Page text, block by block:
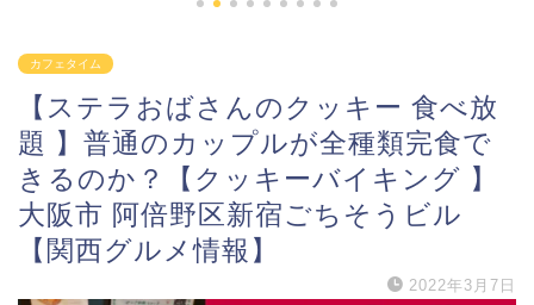
カフェタイム
【ステラおばさんのクッキー 食べ放
題 】普通のカップルが全種類完食で
きるのか？【クッキーバイキング 】
大阪市 阿倍野区新宿ごちそうビル
【関西グルメ情報】
2022年3月7日